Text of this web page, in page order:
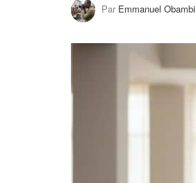
Par Emmanuel Obambi